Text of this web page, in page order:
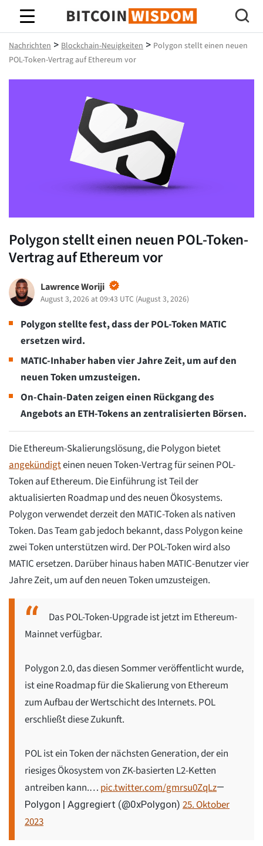
Bitcoin-Weisheit
Nachrichten > Blockchain-Neuigkeiten > Polygon stellt einen neuen
POL-Token-Vertrag auf Ethereum vor
Polygon stellt einen neuen POL-Token-
Vertrag auf Ethereum vor
Lawrence Woriji
August 3, 2026 at 09:43 UTC (August 3, 2026)
Polygon stellte fest, dass der POL-Token MATIC
ersetzen wird.
MATIC-Inhaber haben vier Jahre Zeit, um auf den
neuen Token umzusteigen.
On-Chain-Daten zeigen einen Rückgang des
Angebots an ETH-Tokens an zentralisierten Börsen.
Die Ethereum-Skalierungslösung, die Polygon bietet
angekündigteinen neuen Token-Vertrag für seinen POL-
Token auf Ethereum. Die Einführung ist Teil der
aktualisierten Roadmap und des neuen Ökosystems.
Polygon verwendet derzeit den MATIC-Token als nativen
Token. Das Team gab jedoch bekannt, dass Polygon keine
zwei Token unterstützen wird. Der POL-Token wird also
MATIC ersetzen. Darüber hinaus haben MATIC-Benutzer vier
Jahre Zeit, um auf den neuen Token umzusteigen.
Das POL-Token-Upgrade ist jetzt im Ethereum-
Mainnet verfügbar.
Polygon 2.0, das diesen Sommer veröffentlicht wurde,
ist eine Roadmap für die Skalierung von Ethereum
zum Aufbau der Wertschicht des Internets. POL
erschließt diese Zukunft.
POL ist ein Token der nächsten Generation, der ein
riesiges Ökosystem von ZK-basierten L2-Ketten
antreiben kann.… pic.twitter.com/gmrsu0ZqLz—
Polygon | Aggregiert (@0xPolygon) 25. Oktober
2023